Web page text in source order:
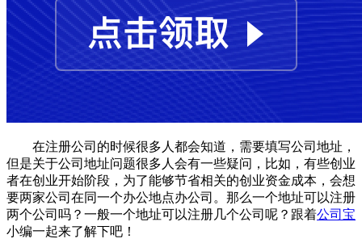
在注册公司的时候很多人都会知道，需要填写公司地址，
但是关于公司地址问题很多人会有一些疑问，比如，有些创业
者在创业开始阶段，为了能够节省相关的创业资金成本，会想
要两家公司在同一个办公地点办公司。那么一个地址可以注册
两个公司吗？一般一个地址可以注册几个公司呢？跟着公司宝
小编一起来了解下吧！